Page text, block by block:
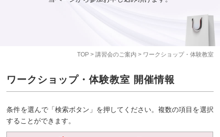
TOP> 講習会のご案内 > ワークショップ・体験教室
ワークショップ・体験教室 開催情報
条件を選んで「検索ボタン」を押してください。複数の項目を選択
することができます。